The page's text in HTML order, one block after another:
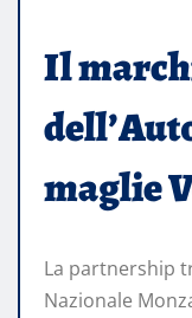
Il
maglie
La partnership
Nazionale